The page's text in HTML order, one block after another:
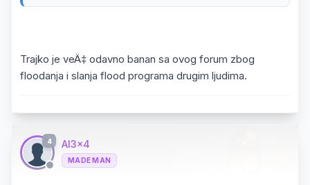
Trajko je veÄ‡ odavno banan sa ovog forum zbog
floodanja i slanja flood programa drugim ljudima.
4 Al3x4
MADE MAN